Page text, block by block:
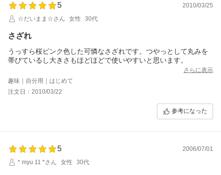
5
2010/03/25
☆だいまま☆さん
女性 30代
さざれ
うっすら桜ピンク色した可憐なさざれです。つやっとして丸みを
帯びているし大きさもほどほどで使いやすいと思います。
さらに表示
趣味｜自分用｜はじめて
注文日：2010/03/22
参考になった
5
2006/07/01
* myu 11 *さん
女性 30代